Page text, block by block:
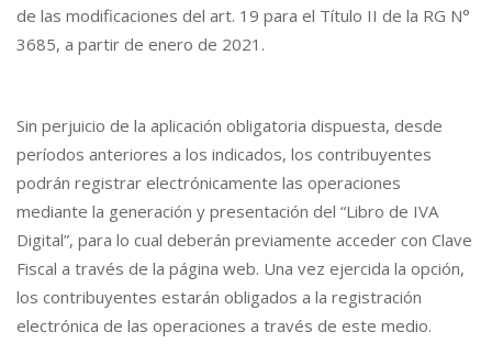
de las modificaciones del art. 19 para el Título II de la RG N°
3685, a partir de enero de 2021.
Sin perjuicio de la aplicación obligatoria dispuesta, desde
períodos anteriores a los indicados, los contribuyentes
podrán registrar electrónicamente las operaciones
mediante la generación y presentación del “Libro de IVA
Digital”, para lo cual deberán previamente acceder con Clave
Fiscal a través de la página web. Una vez ejercida la opción,
los contribuyentes estarán obligados a la registración
electrónica de las operaciones a través de este medio.